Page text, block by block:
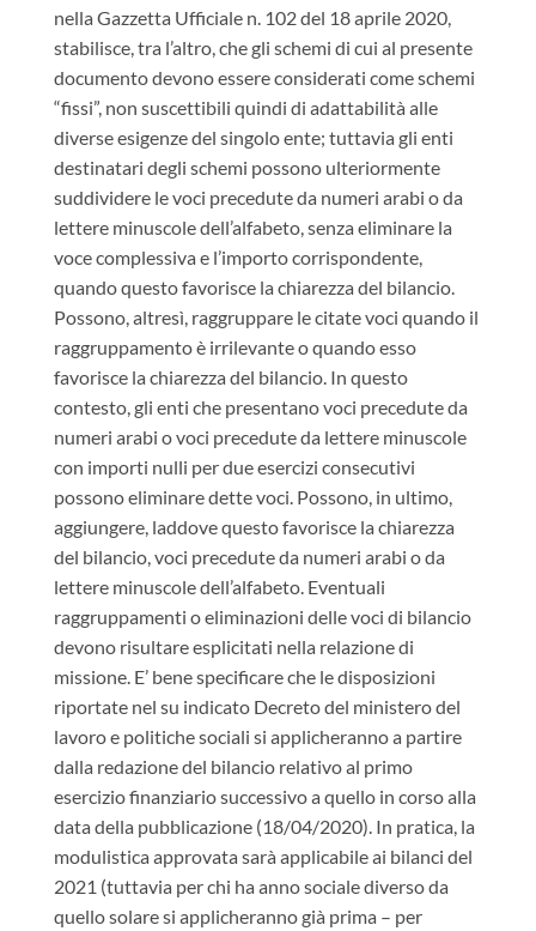
nella Gazzetta Ufficiale n. 102 del 18 aprile 2020,
stabilisce, tra l’altro, che gli schemi di cui al presente
documento devono essere considerati come schemi
“fissi”, non suscettibili quindi di adattabilità alle
diverse esigenze del singolo ente; tuttavia gli enti
destinatari degli schemi possono ulteriormente
suddividere le voci precedute da numeri arabi o da
lettere minuscole dell’alfabeto, senza eliminare la
voce complessiva e l’importo corrispondente,
quando questo favorisce la chiarezza del bilancio.
Possono, altresì, raggruppare le citate voci quando il
raggruppamento è irrilevante o quando esso
favorisce la chiarezza del bilancio. In questo
contesto, gli enti che presentano voci precedute da
numeri arabi o voci precedute da lettere minuscole
con importi nulli per due esercizi consecutivi
possono eliminare dette voci. Possono, in ultimo,
aggiungere, laddove questo favorisce la chiarezza
del bilancio, voci precedute da numeri arabi o da
lettere minuscole dell’alfabeto. Eventuali
raggruppamenti o eliminazioni delle voci di bilancio
devono risultare esplicitati nella relazione di
missione. E’ bene specificare che le disposizioni
riportate nel su indicato Decreto del ministero del
lavoro e politiche sociali si applicheranno a partire
dalla redazione del bilancio relativo al primo
esercizio finanziario successivo a quello in corso alla
data della pubblicazione (18/04/2020). In pratica, la
modulistica approvata sarà applicabile ai bilanci del
2021 (tuttavia per chi ha anno sociale diverso da
quello solare si applicheranno già prima – per